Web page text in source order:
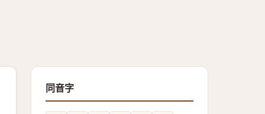
同音字